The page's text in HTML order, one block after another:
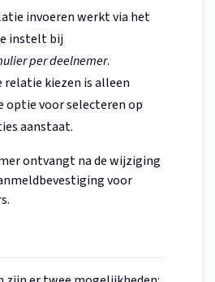
invoeren werkt via het
instelt bij
per deelnemer.
relatie kiezen is alleen
optie voor selecteren op
aanstaat.
ontvangt na de wijziging
voor